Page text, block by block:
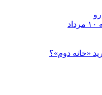
«خانه دوم»؟